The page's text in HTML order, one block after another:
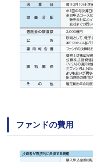
ファンドの費用